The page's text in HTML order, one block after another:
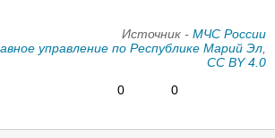
Источник - МЧС России
управление по Республике Марий Эл
CC BY 4.0
0
0